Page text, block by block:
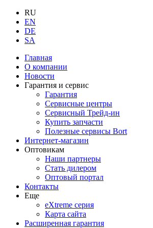
RU
EN
DE
SA
Главная
О компании
Новости
Гарантия и сервис
Гарантия
Сервисные центры
Сервисный Трейд-ин
Купить запчасти
Полезные сервисы Bort
Интернет-магазин
Оптовикам
Наши партнеры
Стать дилером
Оптовый портал
Контакты
Еще
eXtreme серия
Карта сайта
Расширенная гарантия